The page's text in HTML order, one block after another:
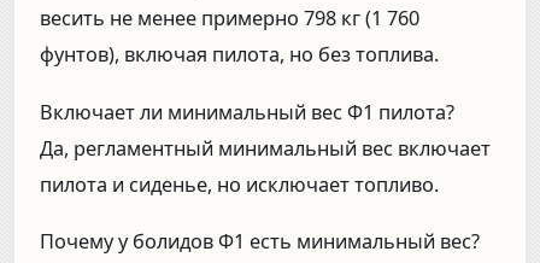
весить не менее примерно 798 кг (1 760
фунтов), включая пилота, но без топлива.
Включает ли минимальный вес Ф1 пилота?
Да, регламентный минимальный вес включает
пилота и сиденье, но исключает топливо.
Почему у болидов Ф1 есть минимальный вес?